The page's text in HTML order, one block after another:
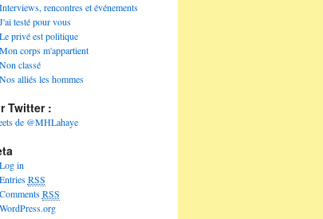
Interviews, rencontres et événements
J'ai testé pour vous
Le privé est politique
Mon corps m'appartient
Non classé
Nos alliés les hommes
Twitter :
de @MHLahaye
Log in
EntriesRSS
CommentsRSS
WordPress.org